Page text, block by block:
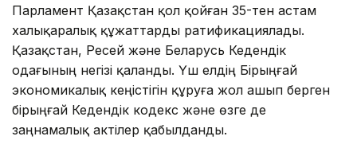
Парламент Қазақстан қол қойған 35-тен астам
халықаралық құжаттарды ратификациялады.
Қазақстан, Ресей және Беларусь Кедендік
одағының негізі қаланды. Үш елдің Бірыңғай
экономикалық кеңістігін құруға жол ашып берген
бірыңғай Кедендік кодекс және өзге де
заңнамалық актілер қабылданды.